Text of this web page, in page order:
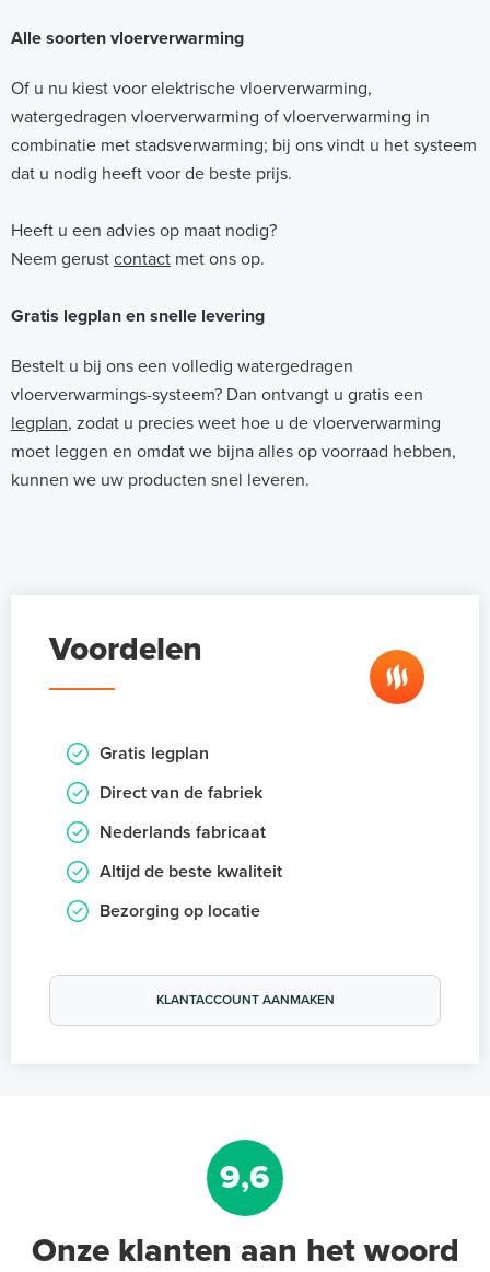
Alle soorten vloerverwarming
Of u nu kiest voor elektrische vloerverwarming,
watergedragen vloerverwarming of vloerverwarming in
combinatie met stadsverwarming; bij ons vindt u het systeem
dat u nodig heeft voor de beste prijs.
Heeft u een advies op maat nodig?
Neem gerust contact met ons op.
Gratis legplan en snelle levering
Bestelt u bij ons een volledig watergedragen
vloerverwarmings-systeem? Dan ontvangt u gratis een
legplan, zodat u precies weet hoe u de vloerverwarming
moet leggen en omdat we bijna alles op voorraad hebben,
kunnen we uw producten snel leveren.
Voordelen
Gratis legplan
Direct van de fabriek
Nederlands fabricaat
Altijd de beste kwaliteit
Bezorging op locatie
KLANTACCOUNT AANMAKEN
9,6
Onze klanten aan het woord